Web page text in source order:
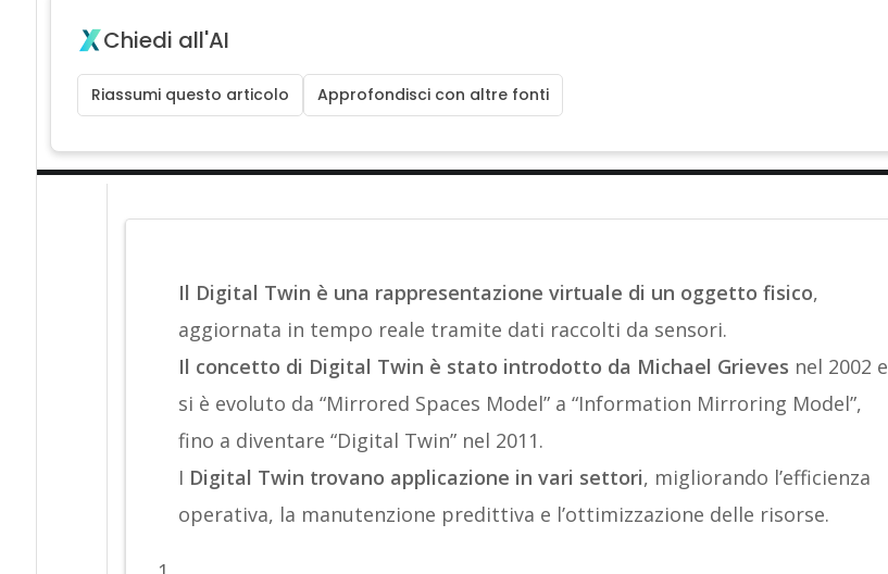
Chiedi all'AI
Riassumi questo articolo Approfondisci con altre fonti
Il Digital Twin è una rappresentazione virtuale di un oggetto fisico,
aggiornata in tempo reale tramite dati raccolti da sensori.
Il concetto di Digital Twin è stato introdotto da Michael Grieves nel 2002 e
si è evoluto da “Mirrored Spaces Model” a “Information Mirroring Model”,
fino a diventare “Digital Twin” nel 2011.
I Digital Twin trovano applicazione in vari settori, migliorando l’efficienza
operativa, la manutenzione predittiva e l’ottimizzazione delle risorse.